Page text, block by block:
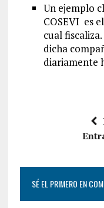
Un ejemplo
COSEVI es
cual
dicha
diariamente
SÉ EL PRIMERO EN